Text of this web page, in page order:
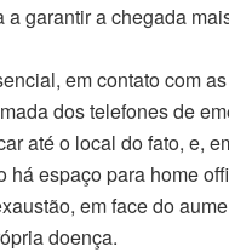
garantir a chegada
em contato com
dos telefones de
até o local do fato, e,
há espaço para home
em face do
doença.